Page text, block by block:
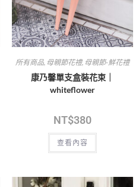
所有商品, 母親節花禮, 母親節-鮮花禮
康乃馨單支盒裝花束｜
whiteflower
NT$380
查看內容